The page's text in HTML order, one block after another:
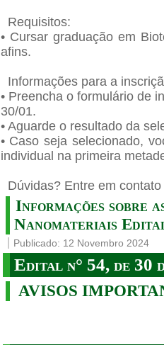
Requisitos:
• Cursar graduação em
afins.
Informações para a
• Preencha o formulário de
30/01.
• Aguarde o resultado da
• Caso seja selecionado,
individual na primeira
Dúvidas? Entre em
Informações sobre
Nanomateriais
Publicado: 12 Novembro 2024
Edital n° 54, de 30
AVISOS